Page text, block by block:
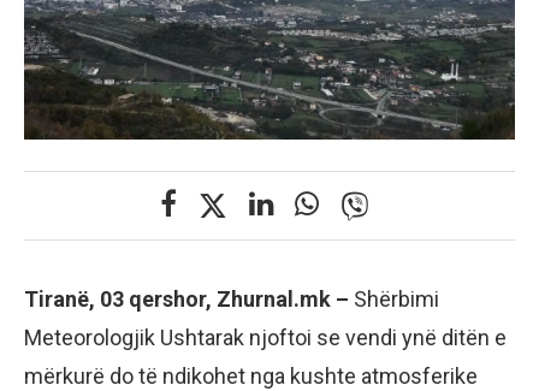
Tiranë, 03 qershor, Zhurnal.mk – Shërbimi
Meteorologjik Ushtarak njoftoi se vendi ynë ditën e
mërkurë do të ndikohet nga kushte atmosferike